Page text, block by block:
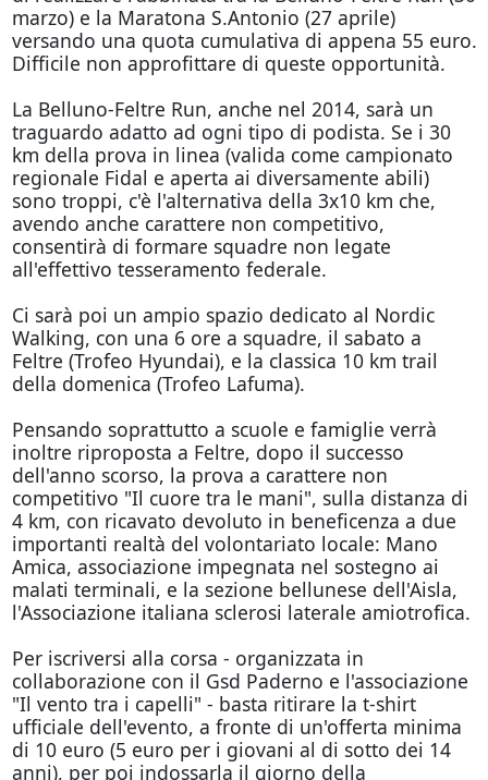
marzo) e la Maratona S.Antonio (27 aprile)
versando una quota cumulativa di appena 55 euro.
Difficile non approfittare di queste opportunità.
La Belluno-Feltre Run, anche nel 2014, sarà un
traguardo adatto ad ogni tipo di podista. Se i 30
km della prova in linea (valida come campionato
regionale Fidal e aperta ai diversamente abili)
sono troppi, c'è l'alternativa della 3x10 km che,
avendo anche carattere non competitivo,
consentirà di formare squadre non legate
all'effettivo tesseramento federale.
Ci sarà poi un ampio spazio dedicato al Nordic
Walking, con una 6 ore a squadre, il sabato a
Feltre (Trofeo Hyundai), e la classica 10 km trail
della domenica (Trofeo Lafuma).
Pensando soprattutto a scuole e famiglie verrà
inoltre riproposta a Feltre, dopo il successo
dell'anno scorso, la prova a carattere non
competitivo "Il cuore tra le mani", sulla distanza di
4 km, con ricavato devoluto in beneficenza a due
importanti realtà del volontariato locale: Mano
Amica, associazione impegnata nel sostegno ai
malati terminali, e la sezione bellunese dell'Aisla,
l'Associazione italiana sclerosi laterale amiotrofica.
Per iscriversi alla corsa - organizzata in
collaborazione con il Gsd Paderno e l'associazione
"Il vento tra i capelli" - basta ritirare la t-shirt
ufficiale dell'evento, a fronte di un'offerta minima
di 10 euro (5 euro per i giovani al di sotto dei 14
anni), per poi indossarla il giorno della